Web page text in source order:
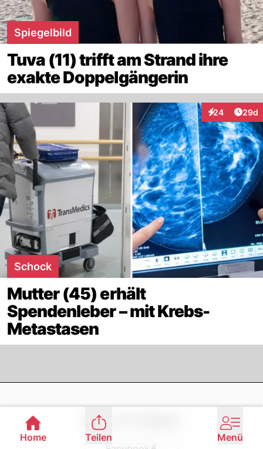
Spiegelbild
Tuva (11) trifft am Strand ihre
exakte Doppelgängerin
24
Interaktionen
29d
Schock
Mutter (45) erhält
Spendenleber – mit Krebs-
Metastasen
Nau.ch folgen
Home Teilen Menü